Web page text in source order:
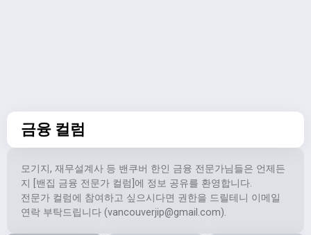
금융 컬럼
모기지, 재무설계사 등 밴쿠버 한인 금융 전문가님들은 언제든
지 [밴집 금융 전문가 컬럼]에 정보 공유를 환영합니다.
전문가 컬럼에 참여하고 싶으시다면 권한을 드릴테니 이메일
연락 부탁드립니다 (vancouverjip@gmail.com).